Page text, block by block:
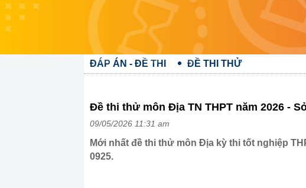
ĐÁP ÁN - ĐỀ THI ĐỀ THI THỬ
Đề thi thử môn Địa TN THPT năm 2026 -
09/05/2026 11:31 am
Mới nhất đề thi thử môn Địa kỳ thi tốt nghiệp
0925.